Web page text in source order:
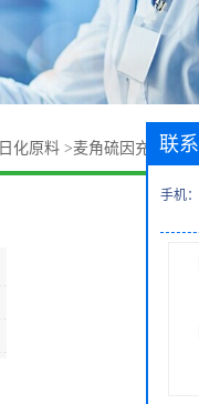
日化原料 >麦角硫因充足货源
联
手机：